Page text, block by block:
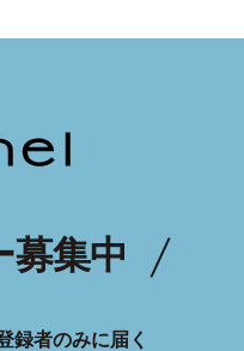
募集中
録者のみに届く